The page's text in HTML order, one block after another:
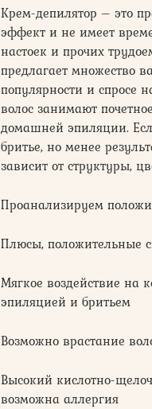
Крем-депилятор – это
эффект и не имеет
настоек и прочих
предлагает множество
популярности и спросе
волос занимают
домашней эпиляции.
бритье, но менее
зависит от структуры,
Проанализируем
Плюсы, положительные
Мягкое воздействие на
эпиляцией и бритьем
Возможно врастание
Высокий кислотно-
возможна аллергия